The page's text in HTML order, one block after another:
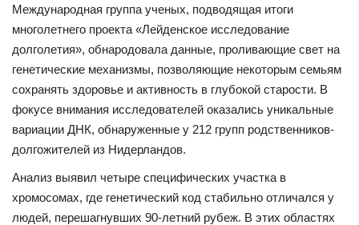
Фотогалерея
ГОРОДСКИЕ НОВОСТИ
РОССИЙСКИЕ КАНАЛЫ
ПРОФЕССИОНАЛИТЕТ
Колледж - FM
Международная группа ученых, подводящая итоги
многолетнего проекта «Лейденское исследование
долголетия», обнародовала данные, проливающие свет на
генетические механизмы, позволяющие некоторым семьям
сохранять здоровье и активность в глубокой старости. В
фокусе внимания исследователей оказались уникальные
вариации ДНК, обнаруженные у 212 групп родственников-
долгожителей из Нидерландов.
Анализ выявил четыре специфических участка в
хромосомах, где генетический код стабильно отличался у
людей, перешагнувших 90-летний рубеж. В этих областях